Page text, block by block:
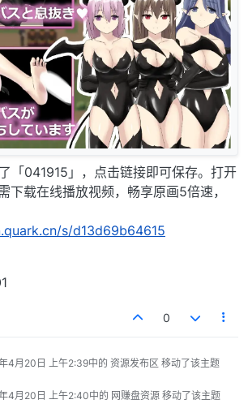
「041915」，点击链接即可保存。打开
下载在线播放视频，畅享原画5倍速，
s/d13d69b64615
0
4月20日 上午2:39中的 资源发布区 移动了该主题
4月20日 上午2:40中的 网赚盘资源 移动了该主题